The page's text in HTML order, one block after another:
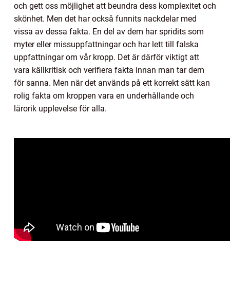
och gett oss möjlighet att beundra dess komplexitet och
skönhet. Men det har också funnits nackdelar med
vissa av dessa fakta. En del av dem har spridits som
myter eller missuppfattningar och har lett till falska
uppfattningar om vår kropp. Det är därför viktigt att
vara källkritisk och verifiera fakta innan man tar dem
för sanna. Men när det används på ett korrekt sätt kan
rolig fakta om kroppen vara en underhållande och
lärorik upplevelse för alla.